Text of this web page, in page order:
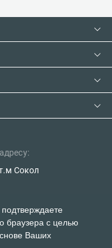
Сокол
браузера с целью
Ваших